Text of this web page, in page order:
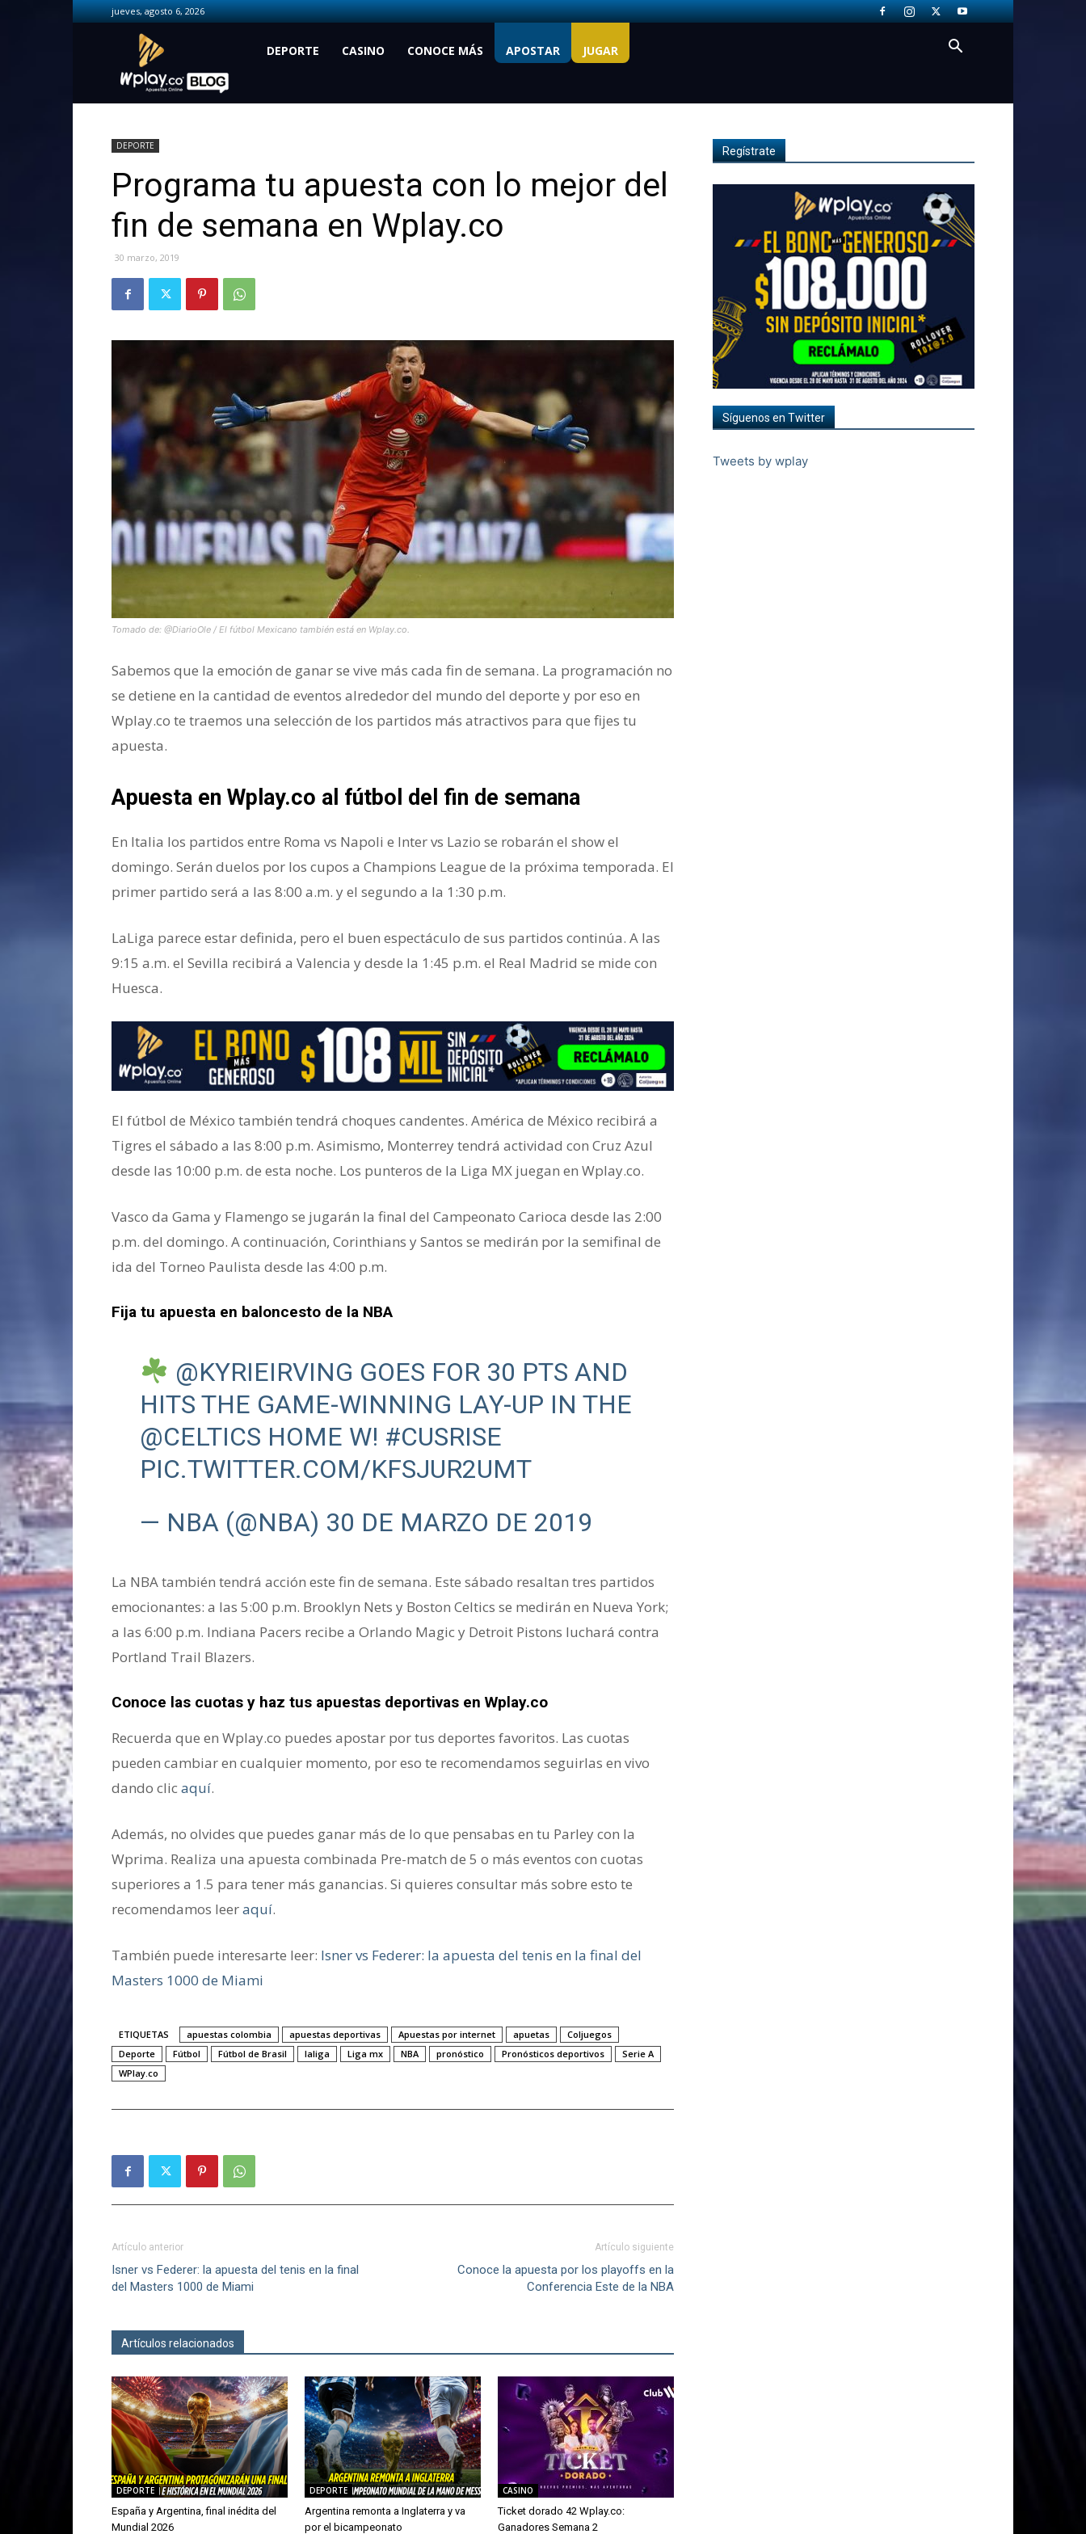
jueves, agosto 6, 2026
Wplay.co
DEPORTE CASINO CONOCE MÁS APOSTAR JUGAR
DEPORTE
Programa tu apuesta con lo mejor del
fin de semana en Wplay.co
30 marzo, 2019
Tomado de: @DiarioOle / El fútbol Mexicano también está en Wplay.co.
Sabemos que la emoción de ganar se vive más cada fin de semana. La programación no
se detiene en la cantidad de eventos alrededor del mundo del deporte y por eso en
Wplay.co te traemos una selección de los partidos más atractivos para que fijes tu
apuesta.
Apuesta en Wplay.co al fútbol del fin de semana
En Italia los partidos entre Roma vs Napoli e Inter vs Lazio se robarán el show el
domingo. Serán duelos por los cupos a Champions League de la próxima temporada. El
primer partido será a las 8:00 a.m. y el segundo a la 1:30 p.m.
LaLiga parece estar definida, pero el buen espectáculo de sus partidos continúa. A las
9:15 a.m. el Sevilla recibirá a Valencia y desde la 1:45 p.m. el Real Madrid se mide con
Huesca.
El fútbol de México también tendrá choques candentes. América de México recibirá a
Tigres el sábado a las 8:00 p.m. Asimismo, Monterrey tendrá actividad con Cruz Azul
desde las 10:00 p.m. de esta noche. Los punteros de la Liga MX juegan en Wplay.co.
Vasco da Gama y Flamengo se jugarán la final del Campeonato Carioca desde las 2:00
p.m. del domingo. A continuación, Corinthians y Santos se medirán por la semifinal de
ida del Torneo Paulista desde las 4:00 p.m.
Fija tu apuesta en baloncesto de la NBA
@KYRIEIRVING GOES FOR 30 PTS AND
HITS THE GAME-WINNING LAY-UP IN THE
@CELTICS HOME W! #CUSRISE
PIC.TWITTER.COM/KFSJUR2UMT
— NBA (@NBA) 30 DE MARZO DE 2019
La NBA también tendrá acción este fin de semana. Este sábado resaltan tres partidos
emocionantes: a las 5:00 p.m. Brooklyn Nets y Boston Celtics se medirán en Nueva York;
a las 6:00 p.m. Indiana Pacers recibe a Orlando Magic y Detroit Pistons luchará contra
Portland Trail Blazers.
Conoce las cuotas y haz tus apuestas deportivas en Wplay.co
Recuerda que en Wplay.co puedes apostar por tus deportes favoritos. Las cuotas
pueden cambiar en cualquier momento, por eso te recomendamos seguirlas en vivo
dando clic aquí.
Además, no olvides que puedes ganar más de lo que pensabas en tu Parley con la
Wprima. Realiza una apuesta combinada Pre-match de 5 o más eventos con cuotas
superiores a 1.5 para tener más ganancias. Si quieres consultar más sobre esto te
recomendamos leeraquí.
También puede interesarte leer: Isner vs Federer: la apuesta del tenis en la final del
Masters 1000 de Miami
ETIQUETAS apuestas colombia apuestas deportivas Apuestas por internet apuetas
Coljuegos
Deporte
Fútbol Fútbol de Brasil laliga Liga mx NBA pronóstico Pronósticos deportivos
Serie A
WPlay.co
Artículo anterior
Isner vs Federer: la apuesta del tenis en la final
del Masters 1000 de Miami
Artículo siguiente
Conoce la apuesta por los playoffs en la
Conferencia Este de la NBA
Artículos relacionados
DEPORTE
España y Argentina, final inédita del
Mundial 2026
DEPORTE
Argentina remonta a Inglaterra y va
por el bicampeonato
CASINO
Ticket dorado 42 Wplay.co:
Ganadores Semana 2
Regístrate
Síguenos en Twitter
Tweets by wplay